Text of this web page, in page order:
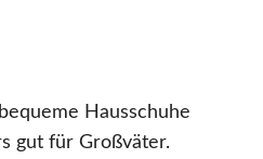
Hausschuhe
gut für Großväter.